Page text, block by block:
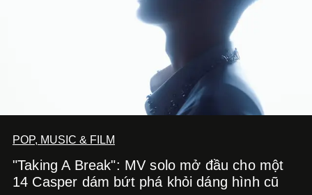
POP, MUSIC & FILM
"Taking A Break": MV solo mở đầu cho một
14 Casper dám bứt phá khỏi dáng hình cũ